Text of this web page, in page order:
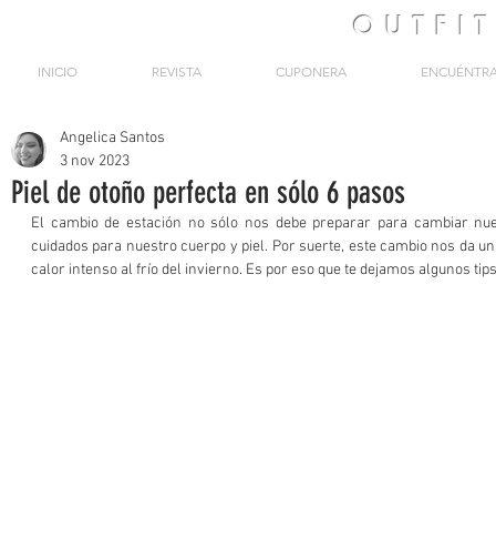
OUTFIT
INICIO REVISTA CUPONERA
Piel de otoño perfecta en sólo 6 pasos
Angelica Santos
3 nov 2023
El cambio de estación no sólo nos debe preparar para cambiar
cuidados para nuestro cuerpo y piel. Por suerte, este cambio nos da
calor intenso al frío del invierno. Es por eso que te dejamos algunos